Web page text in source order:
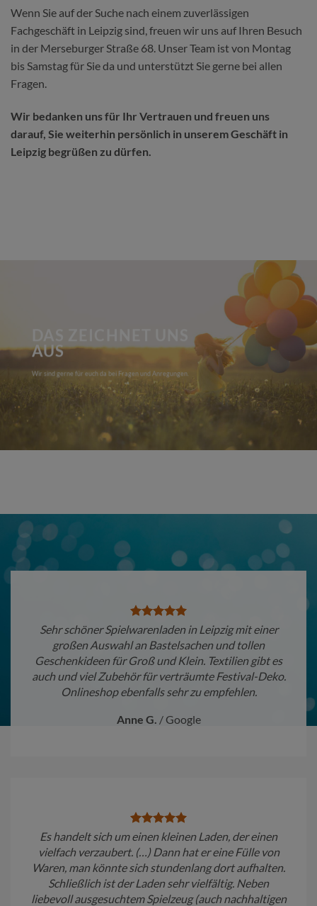
Wenn Sie auf der Suche nach einem zuverlässigen
Fachgeschäft in Leipzig sind, freuen wir uns auf Ihren Besuch
in der Merseburger Straße 68. Unser Team ist von Montag
bis Samstag für Sie da und unterstützt Sie gerne bei allen
Fragen.
Wir bedanken uns für Ihr Vertrauen und freuen uns
darauf, Sie weiterhin persönlich in unserem Geschäft in
Leipzig begrüßen zu dürfen.
AUS
Wir sind gerne für euch da bei Fragen und Anregungen.
Sehr schöner Spielwarenladen in Leipzig mit einer
großen Auswahl an Bastelsachen und tollen
Geschenkideen für Groß und Klein. Textilien gibt es
auch und viel Zubehör für verträumte Festival-Deko.
Onlineshop ebenfalls sehr zu empfehlen.
Anne G. / Google
Es handelt sich um einen kleinen Laden, der einen
vielfach verzaubert. (…) Dann hat er eine Fülle von
Waren, man könnte sich stundenlang dort aufhalten.
Schließlich ist der Laden sehr vielfältig. Neben
liebevoll ausgesuchtem Spielzeug (auch nachhaltigen